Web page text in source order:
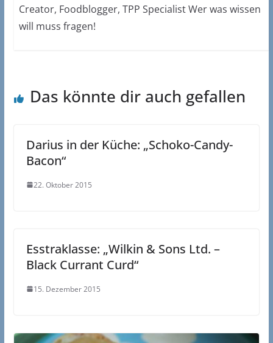
Creator, Foodblogger, TPP Specialist Wer was wissen
will muss fragen!
Das könnte dir auch gefallen
Darius in der Küche: „Schoko-Candy-
Bacon“
22. Oktober 2015
Esstraklasse: „Wilkin & Sons Ltd. –
Black Currant Curd“
15. Dezember 2015